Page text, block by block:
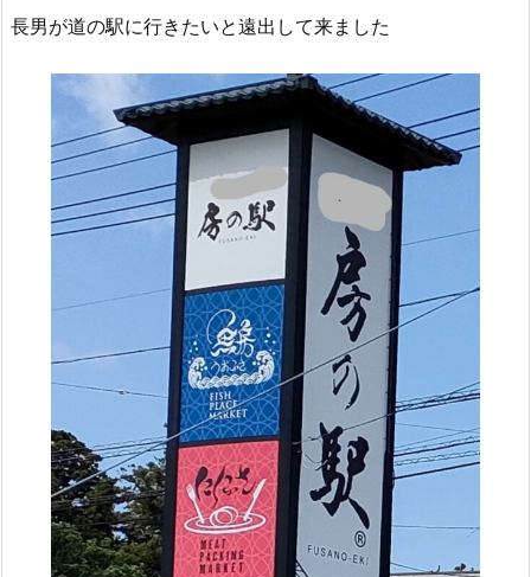
長男が道の駅に行きたいと遠出して来ました